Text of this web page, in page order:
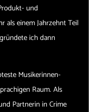
und
als einem Jahrzehnt Teil
ich dann
Musikerinnen-
Raum. Als
Partnerin in Crime